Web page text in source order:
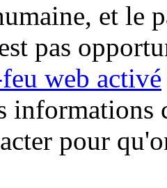
et le
pas
web activé
informations
pour